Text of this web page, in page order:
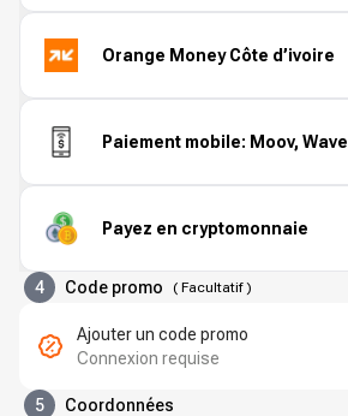
Orange Money Côte d’ivoire
Paiement mobile: Moov, Wave
Payez en cryptomonnaie
4 Code promo ( Facultatif)
Ajouter un code promo
Connexion requise
5 Coordonnées